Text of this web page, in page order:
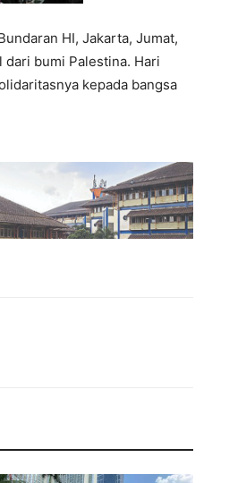
HI, Jakarta, Jumat,
bumi Palestina. Hari
kepada bangsa